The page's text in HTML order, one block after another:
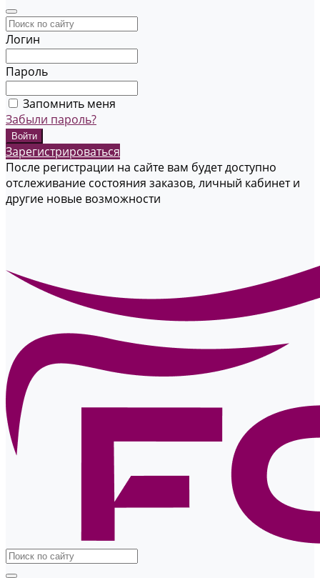
Логин
Пароль
Запомнить меня
Забыли пароль?
Зарегистрироваться
После регистрации на сайте вам будет доступно
отслеживание состояния заказов, личный кабинет и
другие новые возможности